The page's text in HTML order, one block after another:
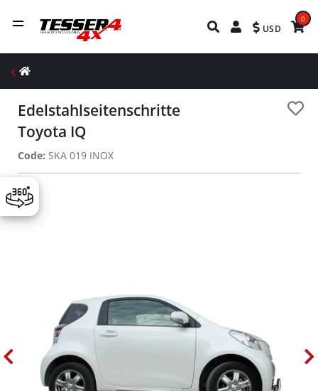
USD
0
Edelstahlseitenschritte
Toyota IQ
Code: SKA 019 INOX